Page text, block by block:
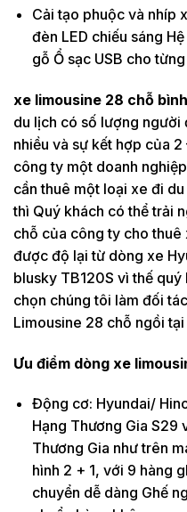
Cải tạo phuộc và nhíp
đèn LED chiếu sáng
gỗ Ổ sạc USB cho
xe limousine 28 chỗ
du lịch có số lượng
nhiều và sự kết hợp của
công ty một doanh
cần thuê một loại xe đi
thì Quý khách có thể trải
chỗ của công ty cho thuê
được độ lại từ dòng xe
blusky TB120S vì thế
chọn chúng tôi làm đối
Limousine 28 chỗ ngồi
Ưu điểm dòng xe
Động cơ: Hyundai/
Hạng Thương Gia S29
Thương Gia như trên
hình 2 + 1, với 9 hàng
chuyển dễ dàng Ghế